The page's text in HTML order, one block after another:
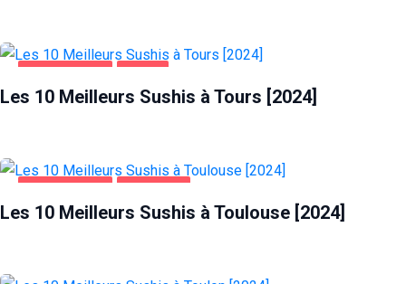
ALIMENTATION TOURS
Les 10 Meilleurs Sushis à Tours [2024]
ALIMENTATION TOULOUSE
Les 10 Meilleurs Sushis à Toulouse [2024]